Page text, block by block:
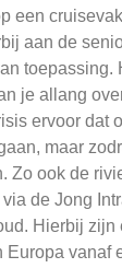
een
aan de
toepassing.
je allang
ervoor dat
maar
Zo ook de
de Jong
Hierbij
Europa vanaf